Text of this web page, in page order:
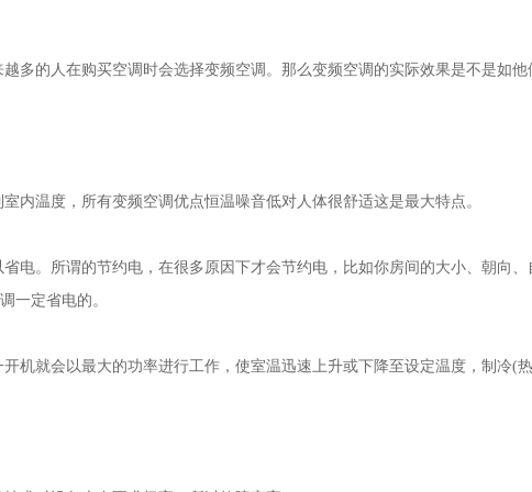
多的人在购买空调时会选择变频空调。那么变频空调的实际效果是不是如他
内温度，所有变频空调优点恒温噪音低对人体很舒适这是最大特点。
电。所谓的节约电，在很多原因下才会节约电，比如你房间的大小、朝向、
一定省电的。
机就会以最大的功率进行工作，使室温迅速上升或下降至设定温度，制冷(